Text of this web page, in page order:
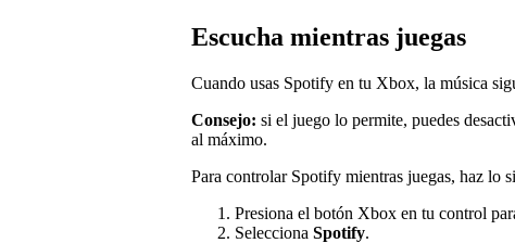
Escucha mientras juegas
Cuando usas Spotify en tu Xbox, la música
Consejo: si el juego lo permite, puedes
al máximo.
Para controlar Spotify mientras juegas, haz lo
Presiona el botón Xbox en tu control
Selecciona Spotify.